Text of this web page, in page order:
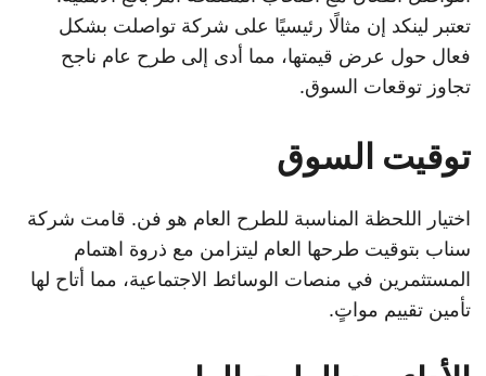
تعتبر لينكد إن مثالًا رئيسيًا على شركة تواصلت بشكل
فعال حول عرض قيمتها، مما أدى إلى طرح عام ناجح
تجاوز توقعات السوق.
توقيت السوق
اختيار اللحظة المناسبة للطرح العام هو فن. قامت شركة
سناب بتوقيت طرحها العام ليتزامن مع ذروة اهتمام
المستثمرين في منصات الوسائط الاجتماعية، مما أتاح لها
تأمين تقييم مواتٍ.